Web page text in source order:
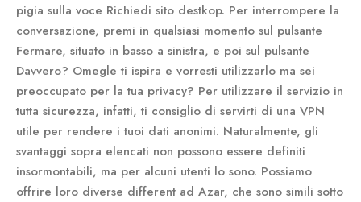
pigia sulla voce Richiedi sito destkop. Per interrompere la
conversazione, premi in qualsiasi momento sul pulsante
Fermare, situato in basso a sinistra, e poi sul pulsante
Davvero? Omegle ti ispira e vorresti utilizzarlo ma sei
preoccupato per la tua privacy? Per utilizzare il servizio in
tutta sicurezza, infatti, ti consiglio di servirti di una VPN
utile per rendere i tuoi dati anonimi. Naturalmente, gli
svantaggi sopra elencati non possono essere definiti
insormontabili, ma per alcuni utenti lo sono. Possiamo
offrire loro diverse different ad Azar, che sono simili sotto